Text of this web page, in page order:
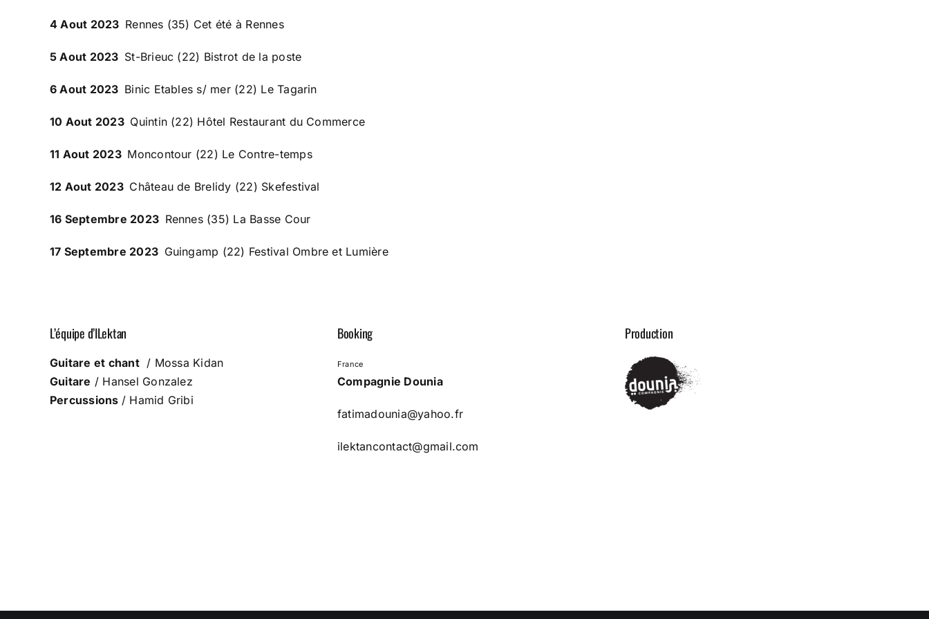
4 Aout 2023 Rennes (35) Cet été à Rennes
5 Aout 2023 St-Brieuc (22) Bistrot de la poste
6 Aout 2023 Binic Etables s/ mer (22) Le Tagarin
10 Aout 2023 Quintin (22) Hôtel Restaurant du Commerce
11 Aout 2023 Moncontour (22) Le Contre-temps
12 Aout 2023 Château de Brelidy (22) Skefestival
16 Septembre 2023 Rennes (35) La Basse Cour
17 Septembre 2023 Guingamp (22) Festival Ombre et Lumière
L’équipe d’ILektan
Guitare et chant/ Mossa Kidan
Guitare / Hansel Gonzalez
Percussions / Hamid Gribi
Booking
France
Compagnie Dounia
fatimadounia@yahoo.fr
ilektancontact@gmail.com
Production